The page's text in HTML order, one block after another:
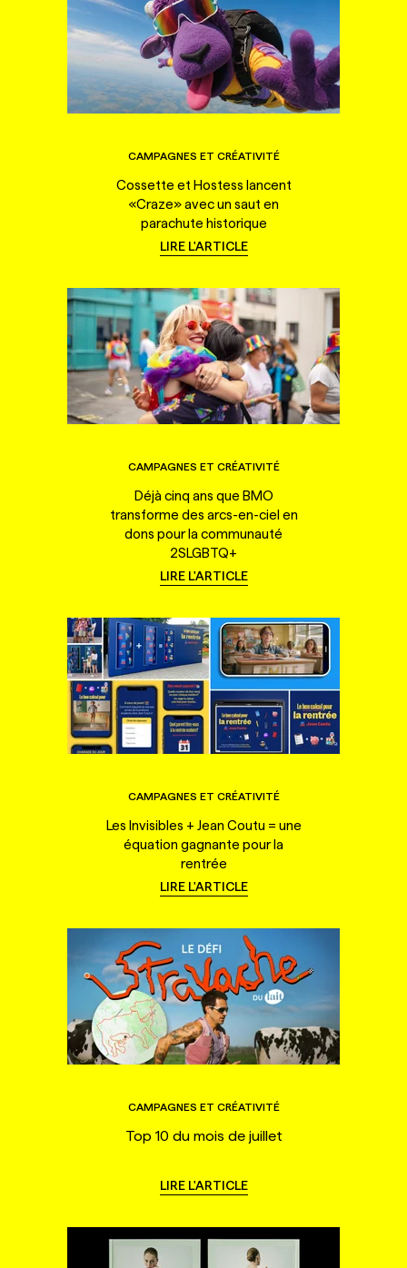
CAMPAGNES ET CRÉATIVITÉ
Cossette et Hostess lancent
«Craze» avec un saut en
parachute historique
LIRE L'ARTICLE
CAMPAGNES ET CRÉATIVITÉ
Déjà cinq ans que BMO
transforme des arcs-en-ciel en
dons pour la communauté
2SLGBTQ+
LIRE L'ARTICLE
CAMPAGNES ET CRÉATIVITÉ
Les Invisibles + Jean Coutu = une
équation gagnante pour la
rentrée
LIRE L'ARTICLE
CAMPAGNES ET CRÉATIVITÉ
Top 10 du mois de juillet
LIRE L'ARTICLE